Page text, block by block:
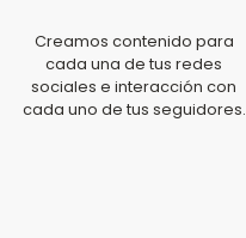
Creamos contenido para
cada una de tus redes
sociales e interacción con
cada uno de tus seguidores.